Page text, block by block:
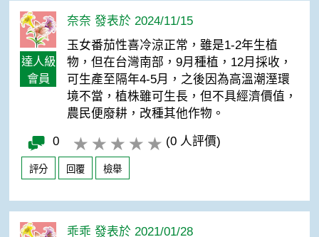
達人級
會員
奈奈 發表於 2024/11/15
玉女番茄性喜冷涼正常，雖是1-2年生植
物，但在台灣南部，9月種植，12月採收，
可生產至隔年4-5月，之後因為高溫潮溼環
境不當，植株雖可生長，但不具經濟價值，
農民便廢耕，改種其他作物。
0 (0 人評價)
評分 回覆 檢舉
乖乖 發表於 2021/01/28